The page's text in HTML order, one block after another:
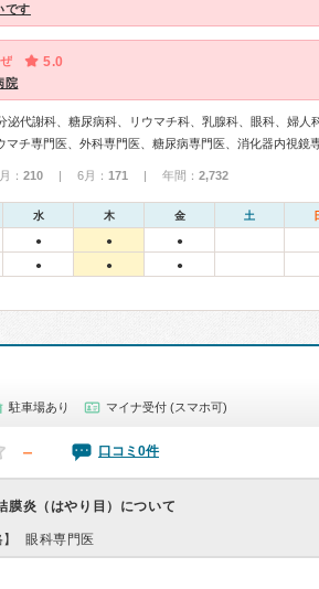
です
5.0
院
泌代謝科、糖尿病科、リウマチ科、乳腺科、眼科、婦人
： 210 | 6月： 171 | 年間： 2,732
水 木 金 土
● ● ●
● ● ●
駐車場あり マイナ受付 (スマホ可)
－ 口コミ0件
膜炎（はやり目）について
眼科専門医